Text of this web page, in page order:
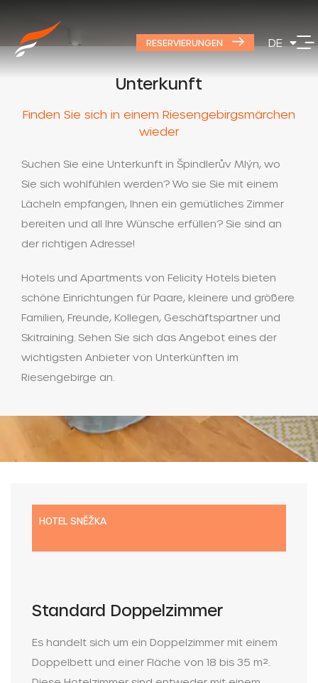
RESERVIERUNGEN DE
PL
Unterkunft
Finden Sie sich in einem Riesengebirgsmärchen
wieder
Suchen Sie eine Unterkunft in Špindlerův Mlýn, wo
Sie sich wohlfühlen werden? Wo sie Sie mit einem
Lächeln empfangen, Ihnen ein gemütliches Zimmer
bereiten und all Ihre Wünsche erfüllen? Sie sind an
der richtigen Adresse!
Hotels und Apartments von Felicity Hotels bieten
schöne Einrichtungen für Paare, kleinere und größere
Familien, Freunde, Kollegen, Geschäftspartner und
Skitraining. Sehen Sie sich das Angebot eines der
wichtigsten Anbieter von Unterkünften im
Riesengebirge an.
HOTEL SNĚŽKA
Standard Doppelzimmer
Es handelt sich um ein Doppelzimmer mit einem
Doppelbett und einer Fläche von 18 bis 35 m².